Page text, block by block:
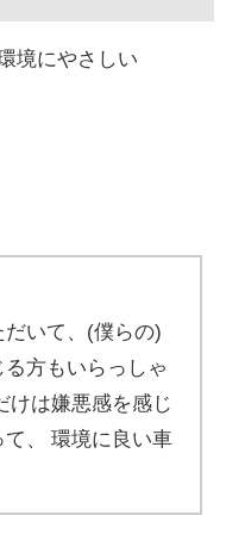
境にやさしい
いて、(僕らの)
方もいらっしゃ
けは嫌悪感を感じ
、 環境に良い車